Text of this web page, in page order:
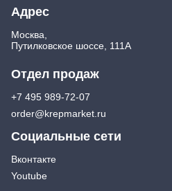
Адрес
Москва,
Путилковское шоссе, 111А
Отдел продаж
+7 495 989-72-07
order@krepmarket.ru
Социальные сети
Вконтакте
Youtube